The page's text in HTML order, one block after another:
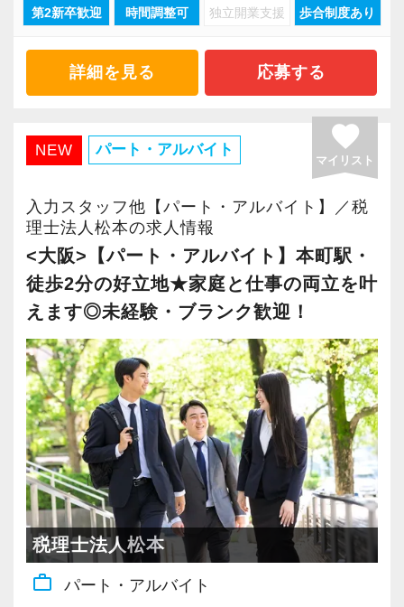
「柏」「横浜」「大阪」の６拠点を展開してい
2021年6月に「渋谷オフィス」を新設し、その
後「新宿オフィス」「大阪オフィス」「錦糸町
さらに2022年12月には「柏オフィス」を開設
し、2025年には大阪オフィスを増床するなど、
事業拡大を続けています。
安定性抜群の環境で自己成長を実現できます。
社員の持つ「やる・やりたい」という気持ちを
大事にしているため、資格を持っていなくて
す！
充実した実務重視のOJTで、安心して職務経験
と知識をゼロから身に付けられます！
税務・会計の経験と知識を磨きながらステップ
アップを目指しませんか？
【対象業種100種以上！節税・融資・税務調査に
強い税理士法人です】
創業以来17年連続増収増益、顧問先数2500以
第2新卒歓迎 時間調整可 独立開業支援 歩合制度あり
詳細を見る 応募する
NEW パート・アルバイト favorite
マイリスト
入力スタッフ他【パート・アルバイト】／税
理士法人松本の求人情報
<大阪>【パート・アルバイト】本町駅・
徒歩2分の好立地★家庭と仕事の両立を叶
えます◎未経験・ブランク歓迎！
税理士法人松本
work_outline パート・アルバイト